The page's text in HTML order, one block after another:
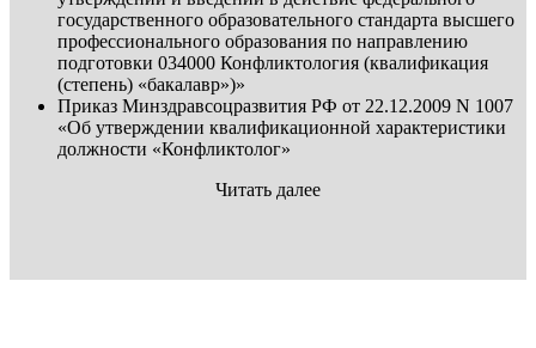
государственного образовательного стандарта высшего
профессионального образования по направлению
подготовки 034000 Конфликтология (квалификация
(степень) «бакалавр»)»
Приказ Минздравсоцразвития РФ от 22.12.2009 N 1007
«Об утверждении квалификационной характеристики
должности «Конфликтолог»
Читать далее